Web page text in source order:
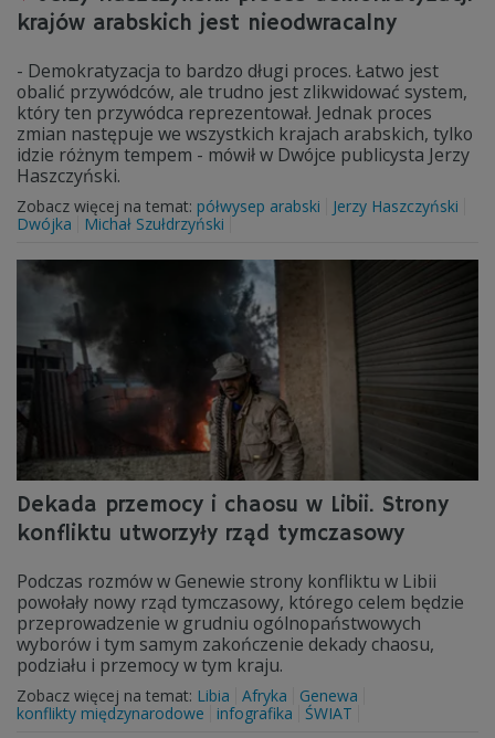
krajów arabskich jest nieodwracalny
- Demokratyzacja to bardzo długi proces. Łatwo jest
obalić przywódców, ale trudno jest zlikwidować system,
który ten przywódca reprezentował. Jednak proces
zmian następuje we wszystkich krajach arabskich, tylko
idzie różnym tempem - mówił w Dwójce publicysta Jerzy
Haszczyński.
Zobacz więcej na temat: półwysep arabski
Jerzy Haszczyński
Dwójka
Michał Szułdrzyński
Dekada przemocy i chaosu w Libii. Strony
konfliktu utworzyły rząd tymczasowy
Podczas rozmów w Genewie strony konfliktu w Libii
powołały nowy rząd tymczasowy, którego celem będzie
przeprowadzenie w grudniu ogólnopaństwowych
wyborów i tym samym zakończenie dekady chaosu,
podziału i przemocy w tym kraju.
Zobacz więcej na temat: Libia Afryka
Genewa
konflikty międzynarodowe
infografika ŚWIAT